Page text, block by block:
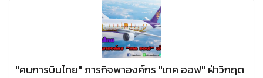
"คนการบินไทย" ภารกิจพาองค์กร "เทค ออฟ" ฝ่าวิกฤต